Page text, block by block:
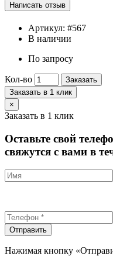
Артикул: #567
В наличии
По запросу
Кол-во
Заказать
Заказать в 1 клик
×
Заказать в 1 клик
Оставьте свой
свяжутся с вами в
Отправить
Нажимая кнопку